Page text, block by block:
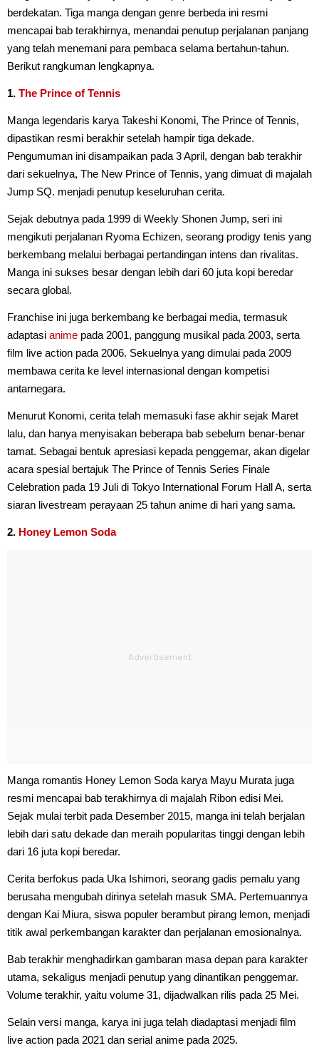
berdekatan. Tiga manga dengan genre berbeda ini resmi
mencapai bab terakhirnya, menandai penutup perjalanan panjang
yang telah menemani para pembaca selama bertahun-tahun.
Berikut rangkuman lengkapnya.
1. The Prince of Tennis
Manga legendaris karya Takeshi Konomi, The Prince of Tennis,
dipastikan resmi berakhir setelah hampir tiga dekade.
Pengumuman ini disampaikan pada 3 April, dengan bab terakhir
dari sekuelnya, The New Prince of Tennis, yang dimuat di majalah
Jump SQ. menjadi penutup keseluruhan cerita.
Sejak debutnya pada 1999 di Weekly Shonen Jump, seri ini
mengikuti perjalanan Ryoma Echizen, seorang prodigy tenis yang
berkembang melalui berbagai pertandingan intens dan rivalitas.
Manga ini sukses besar dengan lebih dari 60 juta kopi beredar
secara global.
Franchise ini juga berkembang ke berbagai media, termasuk
adaptasi anime pada 2001, panggung musikal pada 2003, serta
film live action pada 2006. Sekuelnya yang dimulai pada 2009
membawa cerita ke level internasional dengan kompetisi
antarnegara.
Menurut Konomi, cerita telah memasuki fase akhir sejak Maret
lalu, dan hanya menyisakan beberapa bab sebelum benar-benar
tamat. Sebagai bentuk apresiasi kepada penggemar, akan digelar
acara spesial bertajuk The Prince of Tennis Series Finale
Celebration pada 19 Juli di Tokyo International Forum Hall A, serta
siaran livestream perayaan 25 tahun anime di hari yang sama.
2. Honey Lemon Soda
Manga romantis Honey Lemon Soda karya Mayu Murata juga
resmi mencapai bab terakhirnya di majalah Ribon edisi Mei.
Sejak mulai terbit pada Desember 2015, manga ini telah berjalan
lebih dari satu dekade dan meraih popularitas tinggi dengan lebih
dari 16 juta kopi beredar.
Cerita berfokus pada Uka Ishimori, seorang gadis pemalu yang
berusaha mengubah dirinya setelah masuk SMA. Pertemuannya
dengan Kai Miura, siswa populer berambut pirang lemon, menjadi
titik awal perkembangan karakter dan perjalanan emosionalnya.
Bab terakhir menghadirkan gambaran masa depan para karakter
utama, sekaligus menjadi penutup yang dinantikan penggemar.
Volume terakhir, yaitu volume 31, dijadwalkan rilis pada 25 Mei.
Selain versi manga, karya ini juga telah diadaptasi menjadi film
live action pada 2021 dan serial anime pada 2025.